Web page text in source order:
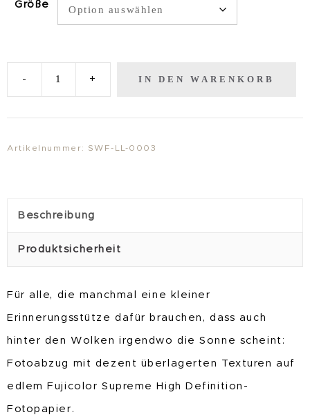
Größe
-
+ IN DEN WARENKORB
Artikelnummer: SWF-LL-0003
Beschreibung
Produktsicherheit
Für alle, die manchmal eine kleiner
Erinnerungsstütze dafür brauchen, dass auch
hinter den Wolken irgendwo die Sonne scheint:
Fotoabzug mit dezent überlagerten Texturen auf
edlem Fujicolor Supreme High Definition-
Fotopapier.